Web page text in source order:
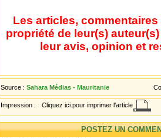
Les articles,
propriété de leur(s)
leur avis, opinion et
Source : Sahara Médias - Mauritanie
Impression : Cliquez ici pour imprimer l'article
POSTEZ UN